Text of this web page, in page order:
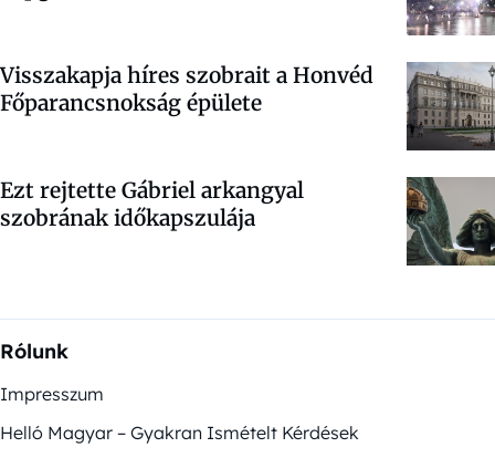
Visszakapja híres szobrait a Honvéd
Főparancsnokság épülete
Ezt rejtette Gábriel arkangyal
szobrának időkapszulája
Rólunk
Impresszum
Helló Magyar – Gyakran Ismételt Kérdések